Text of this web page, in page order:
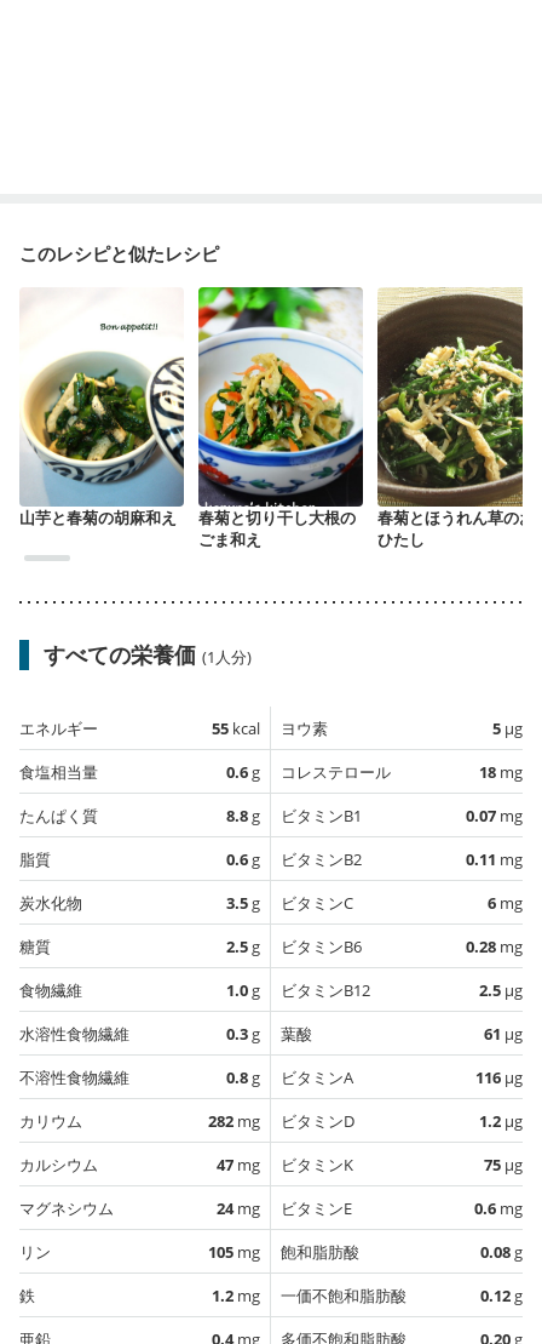
このレシピと似たレシピ
山芋と春菊の胡麻和え
春菊と切り干し大根の
ごま和え
春菊とほうれん草のお
ひたし
すべての栄養価 (1人分)
エネルギー 55 kcal
食塩相当量
0.6g
たんぱく質
8.8g
脂質
0.6g
炭水化物
3.5g
糖質
2.5g
食物繊維
1.0g
水溶性食物繊維
0.3g
不溶性食物繊維
0.8g
カリウム
282 mg
カルシウム
47 mg
マグネシウム
24mg
リン
105 mg
鉄
1.2 mg
亜鉛
0.4mg
ヨウ素 5 µg
コレステロール
18 mg
ビタミンB1
0.07 mg
ビタミンB2
0.11 mg
ビタミンC
6 mg
ビタミンB6
0.28 mg
ビタミンB12
2.5 µg
葉酸
61 µg
ビタミンA
116 µg
ビタミンD
1.2 µg
ビタミンK
75 µg
ビタミンE
0.6 mg
飽和脂肪酸
0.08g
一価不飽和脂肪酸
0.12g
多価不飽和脂肪酸
0.20g